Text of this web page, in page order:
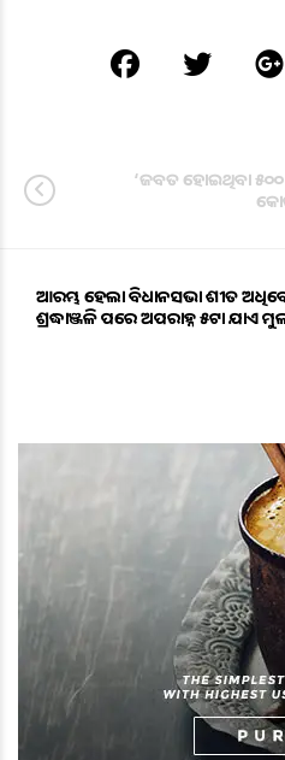
‘ଜବତ ହୋଇଥିବା
ଆରମ୍ଭ ହେଲା ବିଧାନସଭା ଶୀତ
ଶ୍ରଦ୍ଧାଞ୍ଜଳି ପରେ ଅପରାହ୍ନ ୫ଟା ଯାଏ